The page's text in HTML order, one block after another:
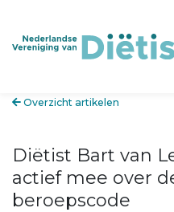
Overzicht artikelen
Diëtist Bart van
actief mee over
beroepscode